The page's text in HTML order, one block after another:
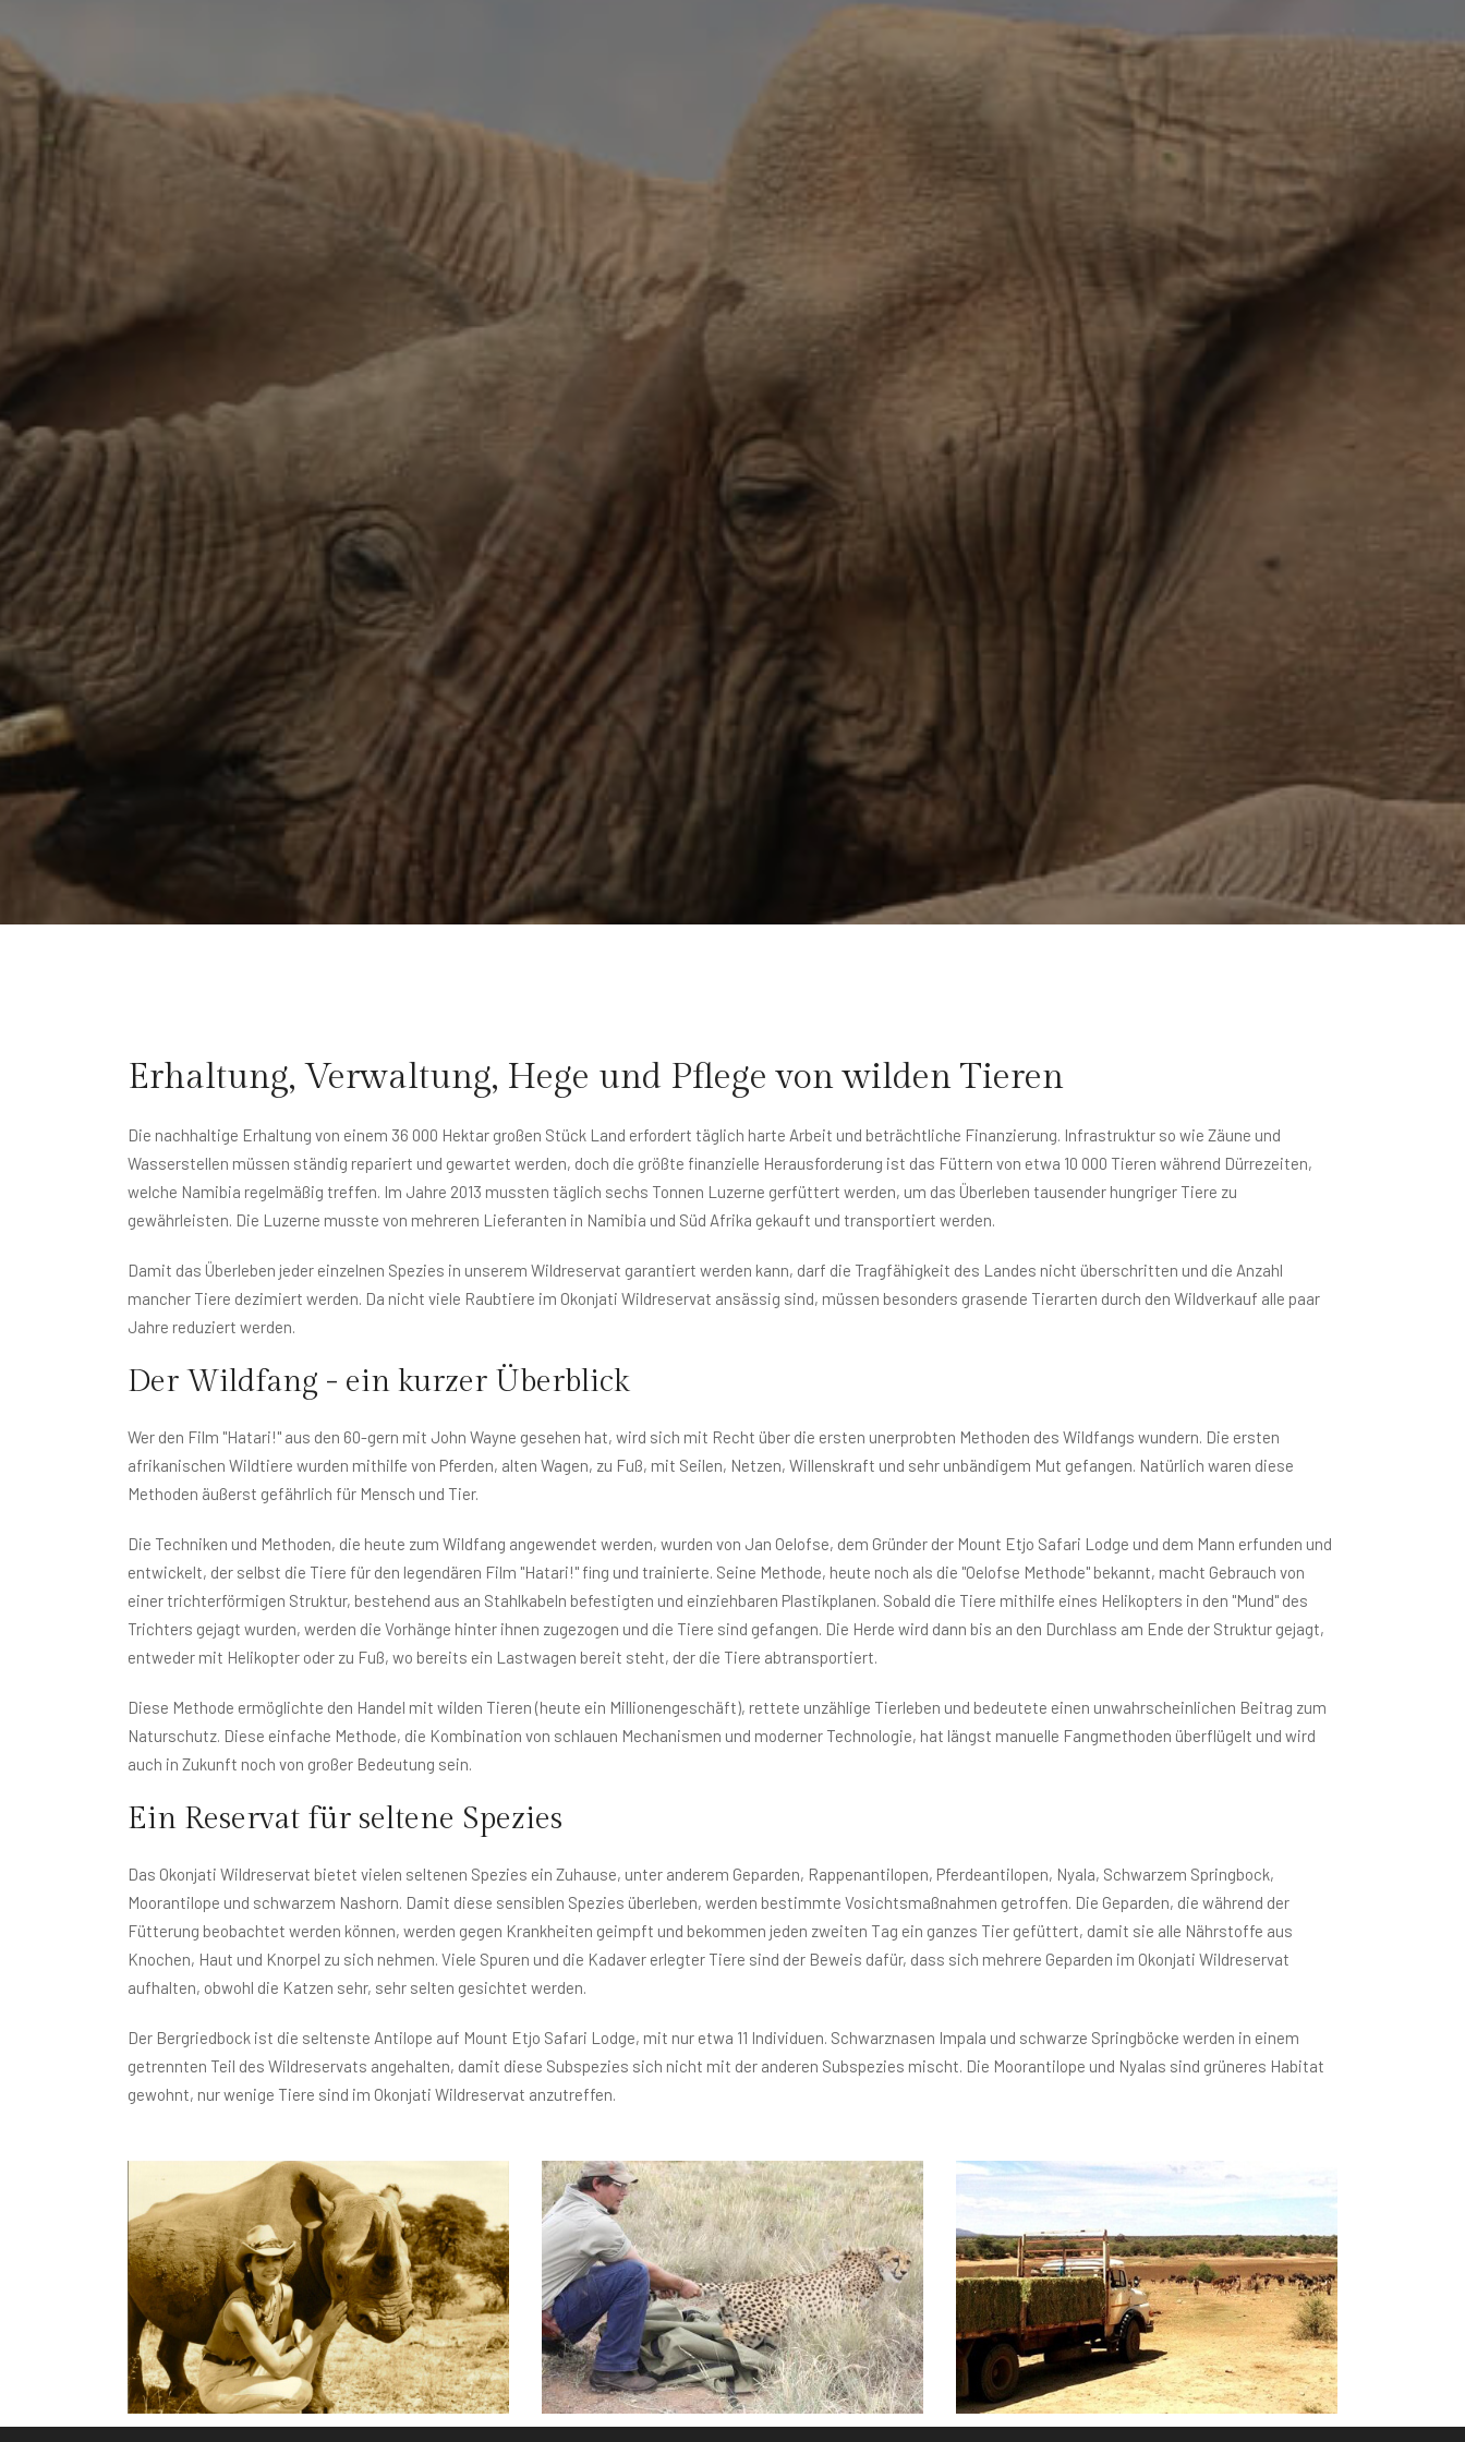
Erhaltung, Verwaltung, Hege und Pflege von wilden Tieren
Die nachhaltige Erhaltung von einem 36 000 Hektar großen Stück Land erfordert täglich harte Arbeit und beträchtliche Finanzierung. Infrastruktur so wie Zäune und
Wasserstellen müssen ständig repariert und gewartet werden, doch die größte finanzielle Herausforderung ist das Füttern von etwa 10 000 Tieren während Dürrezeiten,
welche Namibia regelmäßig treffen. Im Jahre 2013 mussten täglich sechs Tonnen Luzerne gerfüttert werden, um das Überleben tausender hungriger Tiere zu
gewährleisten. Die Luzerne musste von mehreren Lieferanten in Namibia und Süd Afrika gekauft und transportiert werden.
Damit das Überleben jeder einzelnen Spezies in unserem Wildreservat garantiert werden kann, darf die Tragfähigkeit des Landes nicht überschritten und die Anzahl
mancher Tiere dezimiert werden. Da nicht viele Raubtiere im Okonjati Wildreservat ansässig sind, müssen besonders grasende Tierarten durch den Wildverkauf alle paar
Jahre reduziert werden.
Der Wildfang - ein kurzer Überblick
Wer den Film "Hatari!" aus den 60-gern mit John Wayne gesehen hat, wird sich mit Recht über die ersten unerprobten Methoden des Wildfangs wundern. Die ersten
afrikanischen Wildtiere wurden mithilfe von Pferden, alten Wagen, zu Fuß, mit Seilen, Netzen, Willenskraft und sehr unbändigem Mut gefangen. Natürlich waren diese
Methoden äußerst gefährlich für Mensch und Tier.
Die Techniken und Methoden, die heute zum Wildfang angewendet werden, wurden von Jan Oelofse, dem Gründer der Mount Etjo Safari Lodge und dem Mann erfunden und
entwickelt, der selbst die Tiere für den legendären Film "Hatari!" fing und trainierte. Seine Methode, heute noch als die "Oelofse Methode" bekannt, macht Gebrauch von
einer trichterförmigen Struktur, bestehend aus an Stahlkabeln befestigten und einziehbaren Plastikplanen. Sobald die Tiere mithilfe eines Helikopters in den "Mund" des
Trichters gejagt wurden, werden die Vorhänge hinter ihnen zugezogen und die Tiere sind gefangen. Die Herde wird dann bis an den Durchlass am Ende der Struktur gejagt,
entweder mit Helikopter oder zu Fuß, wo bereits ein Lastwagen bereit steht, der die Tiere abtransportiert.
Diese Methode ermöglichte den Handel mit wilden Tieren (heute ein Millionengeschäft), rettete unzählige Tierleben und bedeutete einen unwahrscheinlichen Beitrag zum
Naturschutz. Diese einfache Methode, die Kombination von schlauen Mechanismen und moderner Technologie, hat längst manuelle Fangmethoden überflügelt und wird
auch in Zukunft noch von großer Bedeutung sein.
Ein Reservat für seltene Spezies
Das Okonjati Wildreservat bietet vielen seltenen Spezies ein Zuhause, unter anderem Geparden, Rappenantilopen, Pferdeantilopen, Nyala, Schwarzem Springbock,
Moorantilope und schwarzem Nashorn. Damit diese sensiblen Spezies überleben, werden bestimmte Vosichtsmaßnahmen getroffen. Die Geparden, die während der
Fütterung beobachtet werden können, werden gegen Krankheiten geimpft und bekommen jeden zweiten Tag ein ganzes Tier gefüttert, damit sie alle Nährstoffe aus
Knochen, Haut und Knorpel zu sich nehmen. Viele Spuren und die Kadaver erlegter Tiere sind der Beweis dafür, dass sich mehrere Geparden im Okonjati Wildreservat
aufhalten, obwohl die Katzen sehr, sehr selten gesichtet werden.
Der Bergriedbock ist die seltenste Antilope auf Mount Etjo Safari Lodge, mit nur etwa 11 Individuen. Schwarznasen Impala und schwarze Springböcke werden in einem
getrennten Teil des Wildreservats angehalten, damit diese Subspezies sich nicht mit der anderen Subspezies mischt. Die Moorantilope und Nyalas sind grüneres Habitat
gewohnt, nur wenige Tiere sind im Okonjati Wildreservat anzutreffen.